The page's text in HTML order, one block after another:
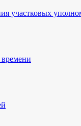
участковых